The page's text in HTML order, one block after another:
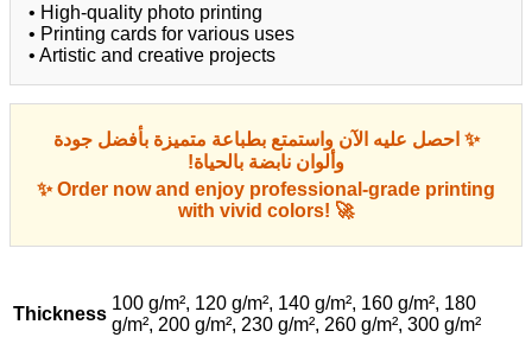
• High-quality photo printing
• Printing cards for various uses
• Artistic and creative projects
✨ احصل عليه الآن واستمتع بطباعة متميزة بأفضل جودة
وألوان نابضة بالحياة!
✨ Order now and enjoy professional-grade printing
with vivid colors! 🚀
Thickness
100 g/m², 120 g/m², 140 g/m², 160 g/m², 180
g/m², 200 g/m², 230 g/m², 260 g/m², 300 g/m²